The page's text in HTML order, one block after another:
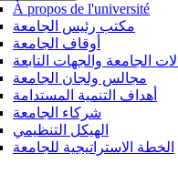
À propos de l'université
مكتب رئيس الجامعة
أوقاف الجامعة
الجامعة والجهات التابعة
مجالس ولجان الجامعة
أهداف التنمية المستدامة
شركاء الجامعة
الهيكل التنظيمي
الخطة الاستراتيجية للجامعة